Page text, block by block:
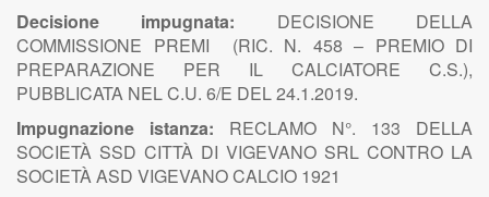
Decisione impugnata: DECISIONE DELLA
COMMISSIONE PREMI (RIC. N. 458 – PREMIO DI
PREPARAZIONE PER IL CALCIATORE C.S.),
PUBBLICATA NEL C.U. 6/E DEL 24.1.2019.
Impugnazione istanza: RECLAMO N°. 133 DELLA
SOCIETÀ SSD CITTÀ DI VIGEVANO SRL CONTRO LA
SOCIETÀ ASD VIGEVANO CALCIO 1921